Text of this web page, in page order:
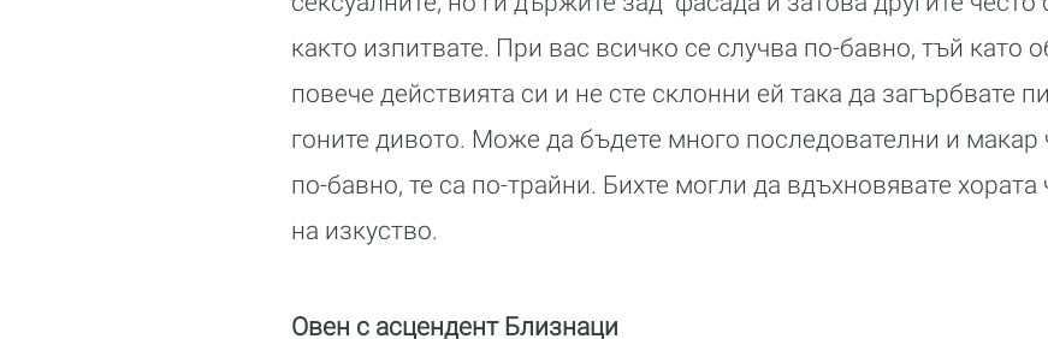
както изпитвате. При вас всичко се случва по-бавно, тъй като
повече действията си и не сте склонни ей така да загърбвате
гоните дивото. Може да бъдете много последователни и макар
по-бавно, те са по-трайни. Бихте могли да вдъхновявате
на изкуство.
Овен с асцендент Близнаци